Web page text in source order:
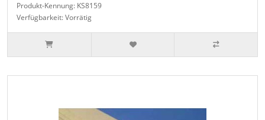
Produkt-Kennung: KS8159
Verfügbarkeit: Vorrätig